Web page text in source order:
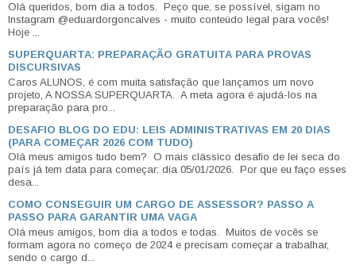
Olá queridos, bom dia a todos. Peço que, se possível, sigam no
Instagram @eduardorgoncalves - muito conteúdo legal para vocês!
Hoje ...
SUPERQUARTA: PREPARAÇÃO GRATUITA PARA PROVAS
DISCURSIVAS
Caros ALUNOS, é com muita satisfação que lançamos um novo
projeto, A NOSSA SUPERQUARTA. A meta agora é ajudá-los na
preparação para pro...
DESAFIO BLOG DO EDU: LEIS ADMINISTRATIVAS EM 20 DIAS
(PARA COMEÇAR 2026 COM TUDO)
Olá meus amigos tudo bem? O mais clássico desafio de lei seca do
país já tem data para começar: dia 05/01/2026. Por que eu faço esses
desa...
COMO CONSEGUIR UM CARGO DE ASSESSOR? PASSO A
PASSO PARA GARANTIR UMA VAGA
Olá meus amigos, bom dia a todos e todas. Muitos de vocês se
formam agora no começo de 2024 e precisam começar a trabalhar,
sendo o cargo d...